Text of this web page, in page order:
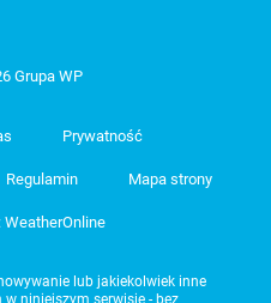
Grupa WP
Prywatność
Regulamin Mapa strony
WeatherOnline
lub jakiekolwiek inne
niniejszym serwisie - bez